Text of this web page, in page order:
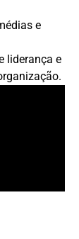
e
liderança e